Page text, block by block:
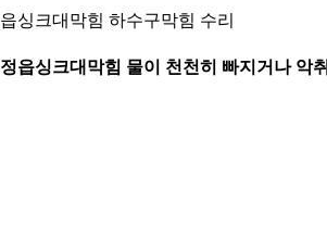
싱크대막힘 하수구막힘 수리
읍싱크대막힘 물이 천천히 빠지거나 악취